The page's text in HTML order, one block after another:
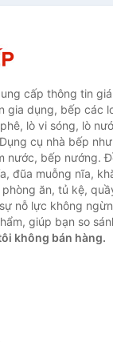
cấp thông tin
gia dụng, bếp các
lò vi sóng, lò
cụ nhà bếp
nước, bếp nướng.
đũa muỗng nĩa,
ăn, tủ kệ,
nỗ lực không
giúp bạn so
không bán hàng.